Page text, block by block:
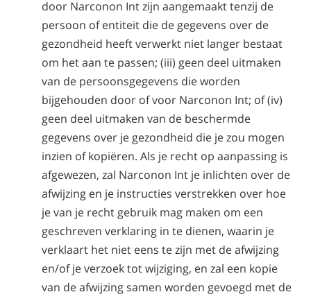
door Narconon Int zijn aangemaakt tenzij de
persoon of entiteit die de gegevens over de
gezondheid heeft verwerkt niet langer bestaat
om het aan te passen; (iii) geen deel uitmaken
van de persoonsgegevens die worden
bijgehouden door of voor Narconon Int; of (iv)
geen deel uitmaken van de beschermde
gegevens over je gezondheid die je zou mogen
inzien of kopiëren. Als je recht op aanpassing is
afgewezen, zal Narconon Int je inlichten over de
afwijzing en je instructies verstrekken over hoe
je van je recht gebruik mag maken om een
geschreven verklaring in te dienen, waarin je
verklaart het niet eens te zijn met de afwijzing
en/of je verzoek tot wijziging, en zal een kopie
van de afwijzing samen worden gevoegd met de